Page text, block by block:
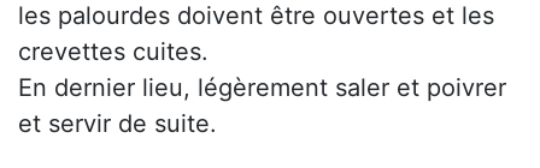
les palourdes doivent être ouvertes et les
crevettes cuites.
En dernier lieu, légèrement saler et poivrer
et servir de suite.